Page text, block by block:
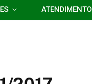
ATENDIMENTO